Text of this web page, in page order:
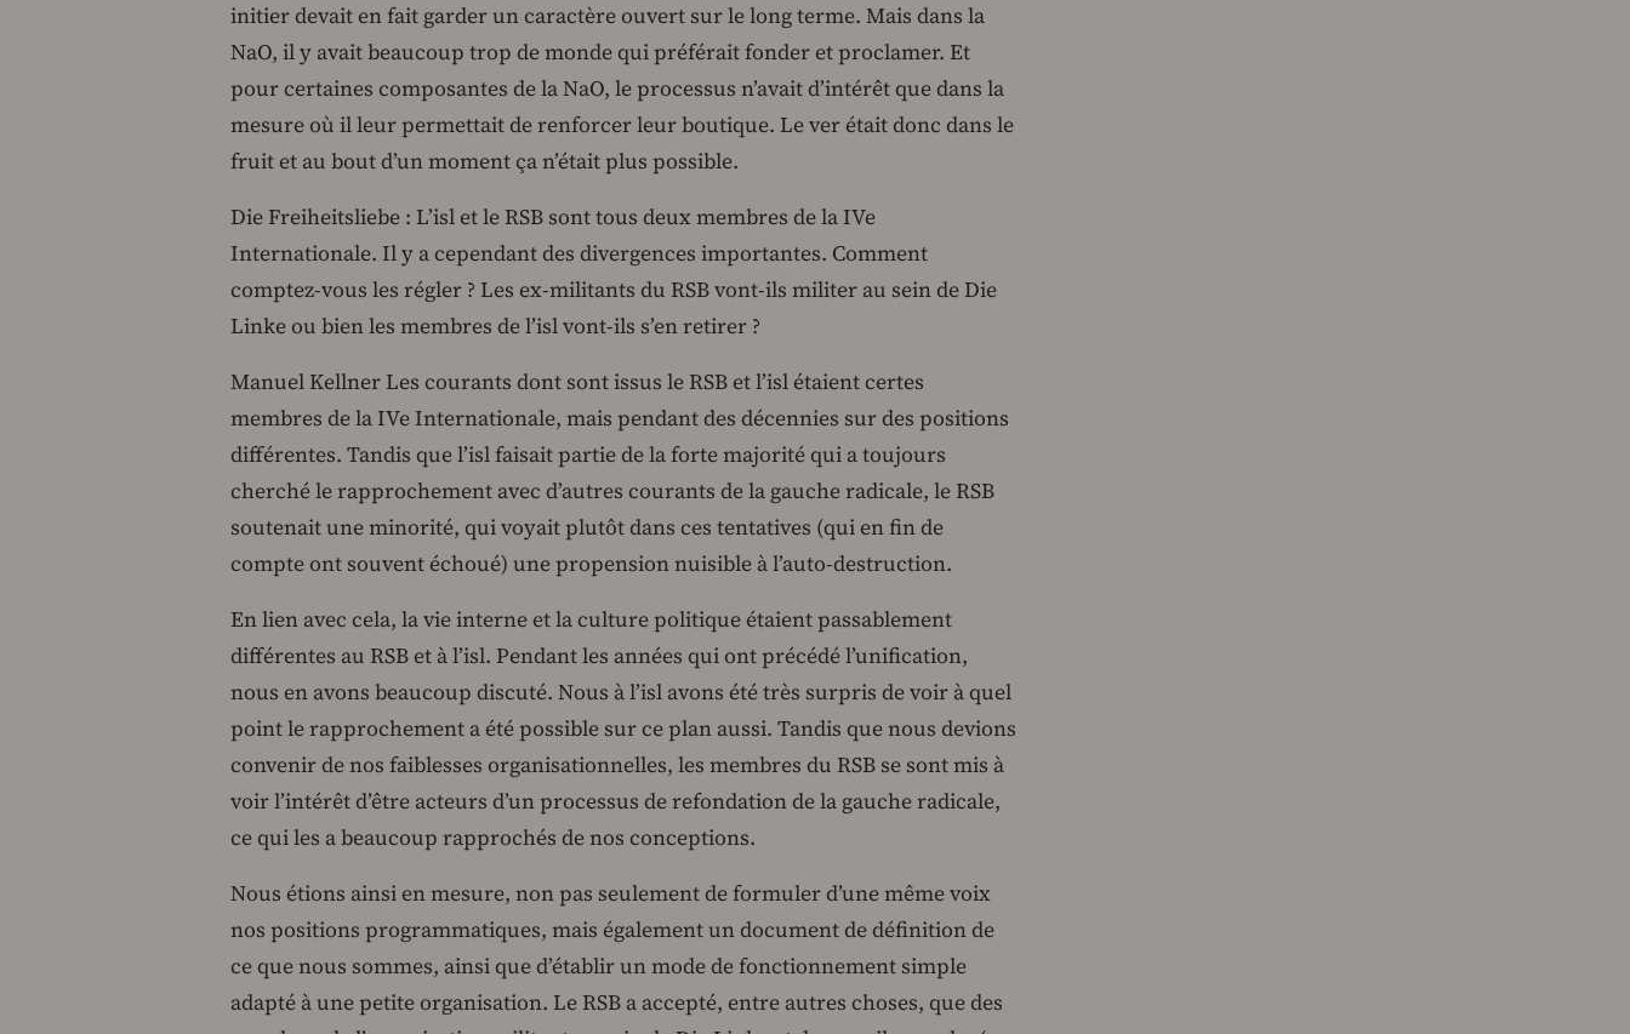
initier devait en fait garder un caractère ouvert sur le long terme. Mais dans la
NaO, il y avait beaucoup trop de monde qui préférait fonder et proclamer. Et
pour certaines composantes de la NaO, le processus n’avait d’intérêt que dans la
mesure où il leur permettait de renforcer leur boutique. Le ver était donc dans le
fruit et au bout d’un moment ça n’était plus possible.
Die Freiheitsliebe : L’isl et le RSB sont tous deux membres de la IVe
Internationale. Il y a cependant des divergences importantes. Comment
comptez-vous les régler ? Les ex-militants du RSB vont-ils militer au sein de Die
Linke ou bien les membres de l’isl vont-ils s’en retirer ?
Manuel Kellner Les courants dont sont issus le RSB et l’isl étaient certes
membres de la IVe Internationale, mais pendant des décennies sur des positions
différentes. Tandis que l’isl faisait partie de la forte majorité qui a toujours
cherché le rapprochement avec d’autres courants de la gauche radicale, le RSB
soutenait une minorité, qui voyait plutôt dans ces tentatives (qui en fin de
compte ont souvent échoué) une propension nuisible à l’auto-destruction.
En lien avec cela, la vie interne et la culture politique étaient passablement
différentes au RSB et à l’isl. Pendant les années qui ont précédé l’unification,
nous en avons beaucoup discuté. Nous à l’isl avons été très surpris de voir à quel
point le rapprochement a été possible sur ce plan aussi. Tandis que nous devions
convenir de nos faiblesses organisationnelles, les membres du RSB se sont mis à
voir l’intérêt d’être acteurs d’un processus de refondation de la gauche radicale,
ce qui les a beaucoup rapprochés de nos conceptions.
Nous étions ainsi en mesure, non pas seulement de formuler d’une même voix
nos positions programmatiques, mais également un document de définition de
ce que nous sommes, ainsi que d’établir un mode de fonctionnement simple
adapté à une petite organisation. Le RSB a accepté, entre autres choses, que des